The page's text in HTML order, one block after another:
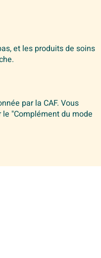
et les produits de soins
par la CAF. Vous
"Complément du mode